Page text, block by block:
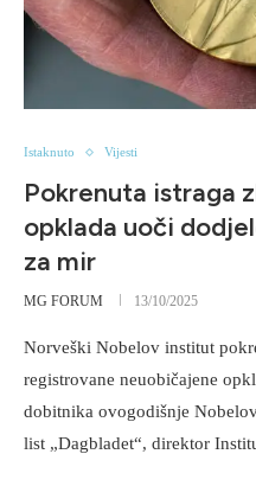
Istaknuto Vijesti
Pokrenuta istraga
opklada uoči
za mir
MG FORUM 13/10/2025
Norveški Nobelov institut
registrovane neuobičajene
dobitnika ovogodišnje
list „Dagbladet“, direktor